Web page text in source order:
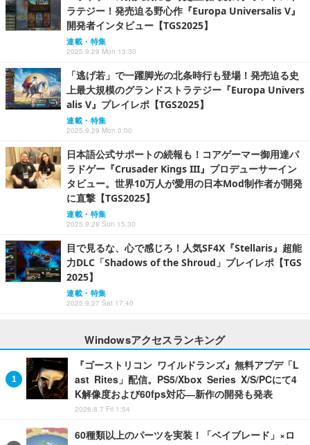
ラテジー！発売迫る野心作『Europa Universalis V』
開発者インタビュー【TGS2025】
連載・特集
2025.9.29 Mon 13:30
「逃げ若」で一躍脚光の北条時行も登場！発売迫る史
上最大規模のグランドストラテジー『Europa Univers
alis V』プレイレポ【TGS2025】
連載・特集
2025.9.29 Mon 0:00
日本語公式サポートの続報も！コアゲーマー御用達パ
ラドゲー『Crusader Kings III』プロデューサーイン
タビュー。世界10万人が愛用の日本Mod制作者が開発
に直撃【TGS2025】
連載・特集
2025.9.28 Sun 15:30
目で見るな、心で感じろ！人気SF4X『Stellaris』超能
力DLC「Shadows of the Shroud」プレイレポ【TGS
2025】
連載・特集
2025.9.27 Sat 17:40
Windowsアクセスランキング
『ゴーストリコン ワイルドランズ』無料アプデ「L
ast Rites」配信。PS5/Xbox Series X/S/PCにて4
K解像度および60fps対応―新作の開発も発表
2026.8.7 Fri 1:54
60種類以上のパーツを実装！「ベイブレード」×ロ